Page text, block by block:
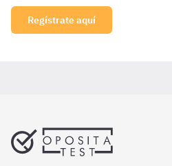
Regístrate aquí